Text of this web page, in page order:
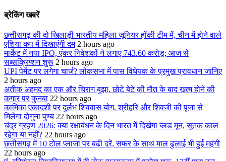
ब्रेकिंग खबरें
छत्तीसगढ़ की दो खिलाड़ी भारतीय महिला जूनियर हॉकी टीम में, चीन में होने वाले
एशिया कप में दिखाएंगी दम 2 hours ago
मार्केट में नया IPO, एंकर निवेशकों ने लगाए 743.60 करोड़; आज से
सब्सक्रिप्शन शुरू 2 hours ago
UPI पेमेंट पर लगेगा चार्ज? लोकसभा में पास विधेयक के प्रमुख प्रावधान जानिए
2 hours ago
अतीक अहमद का एक और चिराग बुझा, छोटे बेटे की मौत के बाद खत्म होने की
कगार पर कुनबा 22 hours ago
कामिका एकादशी पर दुर्लभ शिववास योग, श्रीहरि और शिवजी की पूजा से
मिलेगा दोगुना पुण्य 22 hours ago
चंद्र ग्रहण 2026: क्या रक्षाबंधन के दिन भारत में दिखेगा ब्लड मून, सूतक काल
रहेगा या नहीं? 22 hours ago
छत्तीसगढ़ में 10 टोल प्लाजा पर बढ़ी दरें, सफर के साथ माल ढुलाई भी हुई महंगी
22 hours ago